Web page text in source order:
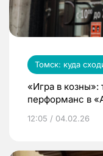
Томск: куда
«Игра в козны»:
перформанс в
12:05 / 04.02.26